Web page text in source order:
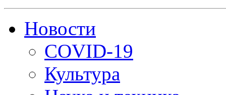
Новости
COVID-19
Культура